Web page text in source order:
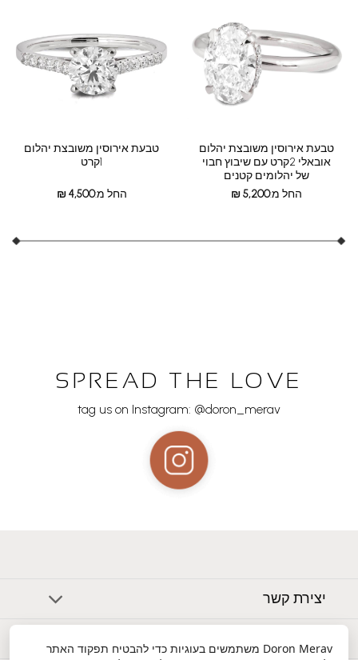
טבעת אירוסין משובצת יהלום
אובאלי 2קרט עם שיבוץ חבוי
של יהלומים קטנים
החל מ:
₪5,200
טבעת אירוסין משובצת יהלום
1קרט
החל מ: ₪4,500
SPREAD THE LOVE
tag us on Instagram: @doron_merav
יצירת קשר
Doron Merav משתמשים בעוגיות כדי להבטיח תפקוד האתר